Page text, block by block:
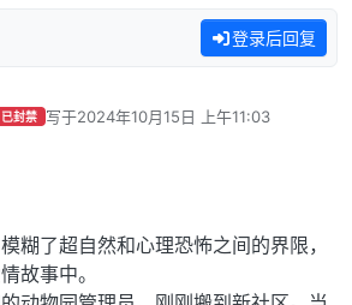
登录后回复
已封禁 写于2024年10月15日 上午11:03
最后由 编辑
糊了超自然和心理恐怖之间的界限，
故事中。